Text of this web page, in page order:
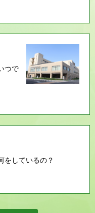
つで
をしているの？